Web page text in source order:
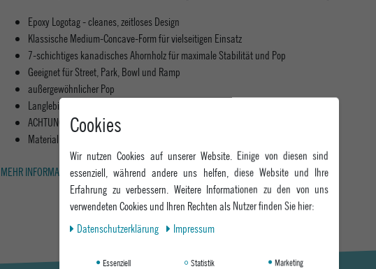
Epoxy Logotag - cleanes, zeitloses Design
Klassische Medium-Concave-Form für vielseitigen Einsatz
7-schichtiges kanadisches Ahornholz für maximale Stabilität und Pop
Geeignet für Street, Park, Bowl und Ramp
außergewöhnlicher Pop
Langlebige Verarbeitung für intensive Nutzung
ACHTUNG: Farben können VARIIEREN!
Material: 100% Ahornholz
MEHR INFORMATIONEN ZUM EU VERANTWORTLICHEN »
Cookies
Wir nutzen Cookies auf unserer Website. Einige von diesen sind
essenziell, während andere uns helfen, diese Website und Ihre
Erfahrung zu verbessern. Weitere Informationen zu den von uns
verwendeten Cookies und Ihren Rechten als Nutzer finden Sie hier:
Daten­schutz­erklärung
Impressum
Essenziell Statistik
Marketing